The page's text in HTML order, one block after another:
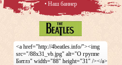
• Наш баннер
<a href="http://4beatles.info/"><img
src="/88x31_vb.jpg" alt="О группе
Битлз" width="88" height="31" /></a>